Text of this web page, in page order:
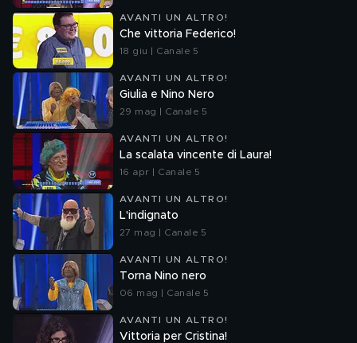
AVANTI UN ALTRO!
Che vittoria Federico!
18 giu | Canale 5
AVANTI UN ALTRO!
Giulia e Nino Nero
29 mag | Canale 5
AVANTI UN ALTRO!
La scalata vincente di Laura!
16 apr | Canale 5
AVANTI UN ALTRO!
L'indignato
27 mag | Canale 5
AVANTI UN ALTRO!
Torna Nino nero
06 mag | Canale 5
AVANTI UN ALTRO!
Vittoria per Cristina!